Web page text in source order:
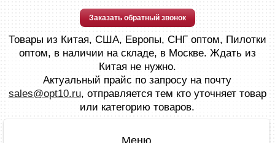
Заказать обратный звонок
Товары из Китая, США, Европы, СНГ оптом, Пилотки
оптом, в наличии на складе, в Москве. Ждать из
Китая не нужно.
Актуальный прайс по запросу на почту
sales@opt10.ru, отправляется тем кто уточняет товар
или категорию товаров.